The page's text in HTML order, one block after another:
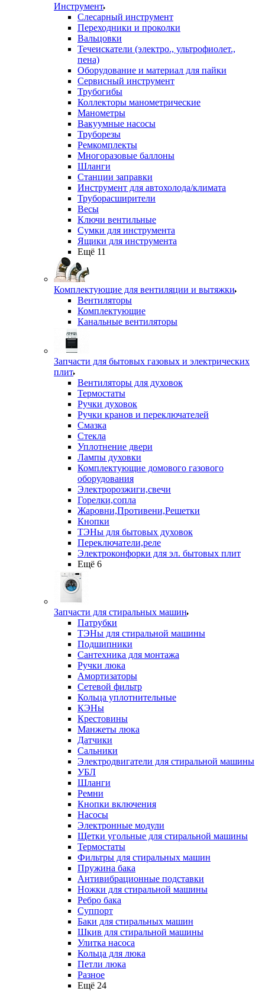
Инструмент
Слесарный инструмент
Переходники и проколки
Вальцовки
Течеискатели (электро., ультрофиолет.,
пена)
Оборудование и материал для пайки
Сервисный инструмент
Трубогибы
Коллекторы манометрические
Манометры
Вакуумные насосы
Труборезы
Ремкомплекты
Многоразовые баллоны
Шланги
Станции заправки
Инструмент для автохолода/климата
Труборасширители
Весы
Ключи вентильные
Сумки для инструмента
Ящики для инструмента
Ещё 11
Комплектующие для вентиляции и вытяжки
Вентиляторы
Комплектующие
Канальные вентиляторы
Запчасти для бытовых газовых и электрических
плит
Вентиляторы для духовок
Термостаты
Ручки духовок
Ручки кранов и переключателей
Смазка
Стекла
Уплотнение двери
Лампы духовки
Комплектующие домового газового
оборудования
Электророзжиги,свечи
Горелки,сопла
Жаровни,Противени,Решетки
Кнопки
ТЭНы для бытовых духовок
Переключатели,реле
Электроконфорки для эл. бытовых плит
Ещё 6
Запчасти для стиральных машин
Патрубки
ТЭНы для стиральной машины
Подшипники
Сантехника для монтажа
Ручки люка
Амортизаторы
Сетевой фильтр
Кольца уплотнительные
КЭНы
Крестовины
Манжеты люка
Датчики
Сальники
Электродвигатели для стиральной машины
УБЛ
Шланги
Ремни
Кнопки включения
Насосы
Электронные модули
Щетки угольные для стиральной машины
Термостаты
Фильтры для стиральных машин
Пружина бака
Антивибрационные подставки
Ножки для стиральной машины
Ребро бака
Суппорт
Баки для стиральных машин
Шкив для стиральной машины
Улитка насоса
Кольца для люка
Петли люка
Разное
Ещё 24